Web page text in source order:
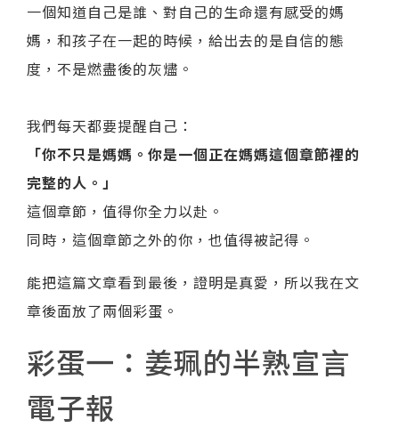
一個知道自己是誰、對自己的生命還有感受的媽
媽，和孩子在一起的時候，給出去的是自信的態
度，不是燃盡後的灰燼。
我們每天都要提醒自己：
「你不只是媽媽。你是一個正在媽媽這個章節裡的
完整的人。」
這個章節，值得你全力以赴。
同時，這個章節之外的你，也值得被記得。
能把這篇文章看到最後，證明是真愛，所以我在文
章後面放了兩個彩蛋。
彩蛋一：姜珮的半熟宣言
電子報